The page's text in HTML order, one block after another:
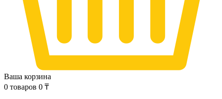
Ваша корзина
0 товаров 0 ₸